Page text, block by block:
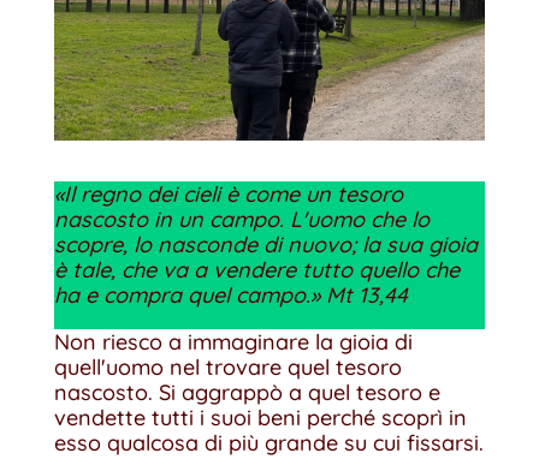
«Il regno dei cieli è come un tesoro
nascosto in un campo. L'uomo che lo
scopre, lo nasconde di nuovo; la sua gioia
è tale, che va a vendere tutto quello che
ha e compra quel campo.» Mt 13,44
Non riesco a immaginare la gioia di
quell'uomo nel trovare quel tesoro
nascosto. Si aggrappò a quel tesoro e
vendette tutti i suoi beni perché scoprì in
esso qualcosa di più grande su cui fissarsi.